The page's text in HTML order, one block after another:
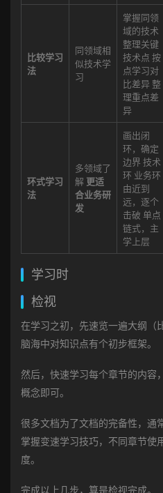
比较学习
法
同领域相
似技术学
习
掌握同领
域的技术
整理关键
技术点 按
点学习对
比差异 整
理重点差
异
环式学习
法
多领域了
解 更适
合业务研
发
画出闭
环，确定
边界 技术
环 业务环
由近到
远，逐个
击破 单点
链式，主
学上层
学习时
检视
在学习之初，先速览一遍大纲（
脑海中对知识点有个初步框架。
然后，快速学习每个章节的内容
概念即可。
很多文档为了文档的完备性，通
掌握变速学习技巧，不同章节使
度。
完成以上几步，算是检视完成。